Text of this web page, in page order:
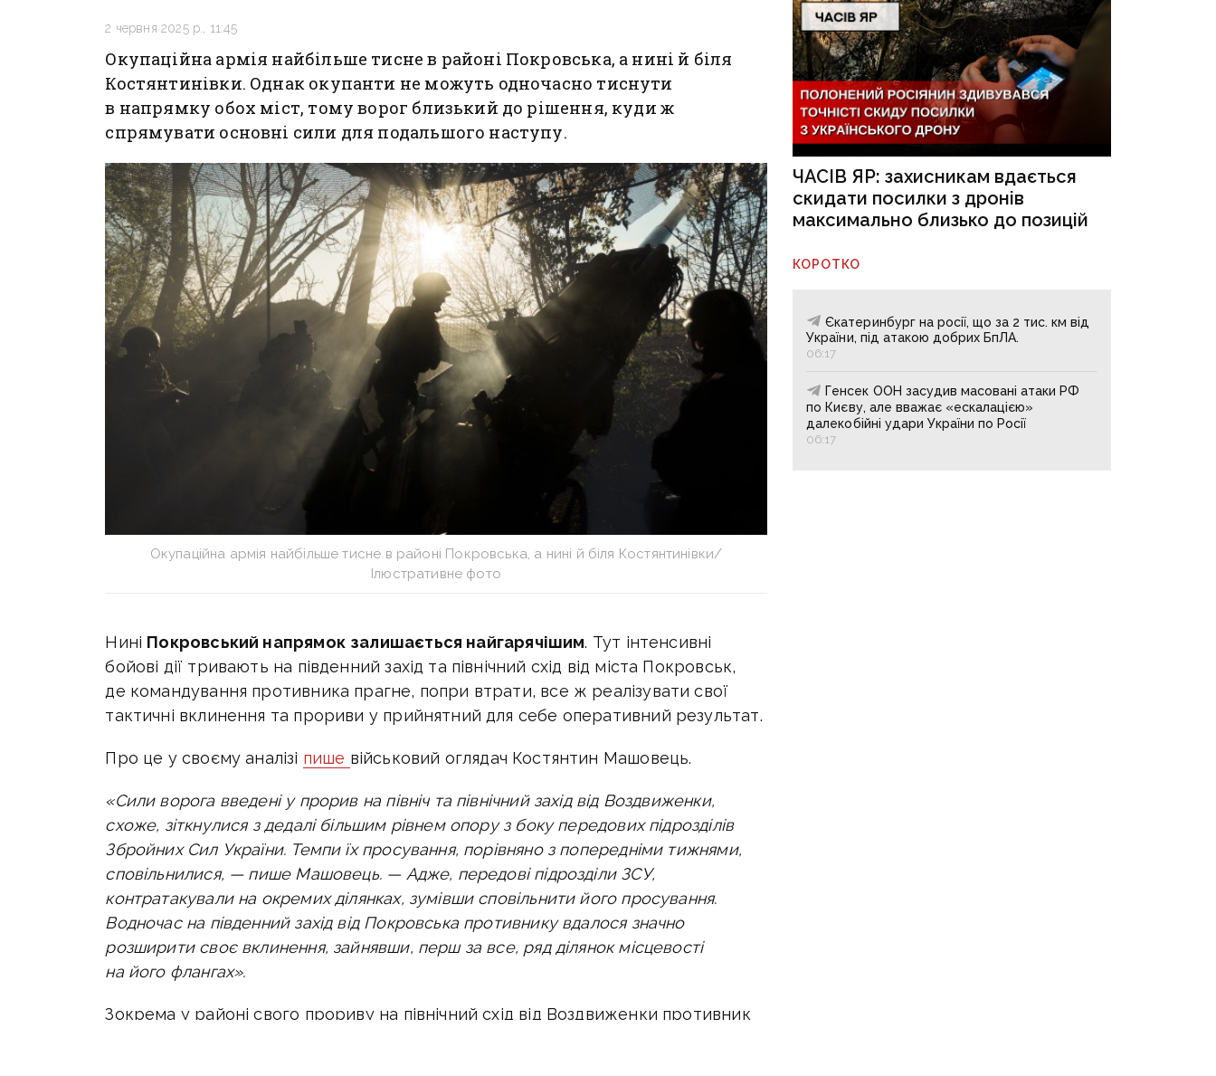
2 червня 2025 р., 11:45
Окупаційна армія найбільше тисне в районі Покровська, а нині й біля
Костянтинівки. Однак окупанти не можуть одночасно тиснути
в напрямку обох міст, тому ворог близький до рішення, куди ж
спрямувати основні сили для подальшого наступу.
Окупаційна армія найбільше тисне в районі Покровська, а нині й біля Костянтинівки/
Ілюстративне фото
Нині Покровський напрямок залишається найгарячішим. Тут інтенсивні
бойові дії тривають на південний захід та північний схід від міста Покровськ,
де командування противника прагне, попри втрати, все ж реалізувати свої
тактичні вклинення та прориви у прийнятний для себе оперативний результат.
Про це у своєму аналізі пише військовий оглядач Костянтин Машовець.
«Сили ворога введені у прорив на північ та північний захід від Воздвиженки,
схоже, зіткнулися з дедалі більшим рівнем опору з боку передових підрозділів
Збройних Сил України. Темпи їх просування, порівняно з попередніми тижнями,
сповільнилися, — пише Машовець. — Адже, передові підрозділи ЗСУ,
контратакували на окремих ділянках, зумівши сповільнити його просування.
Водночас на південний захід від Покровська противнику вдалося значно
розширити своє вклинення, зайнявши, перш за все, ряд ділянок місцевості
на його флангах».
Зокрема у районі свого прориву на північний схід від Воздвиженки противник
ЧАСІВ ЯР: захисникам вдається
скидати посилки з дронів
максимально близько до позицій
КОРОТКО
Єкатеринбург на росії, що за 2 тис. км від
України, під атакою добрих БпЛА.
06:17
Генсек ООН засудив масовані атаки РФ
по Києву, але вважає «ескалацією»
далекобійні удари України по Росії
06:17